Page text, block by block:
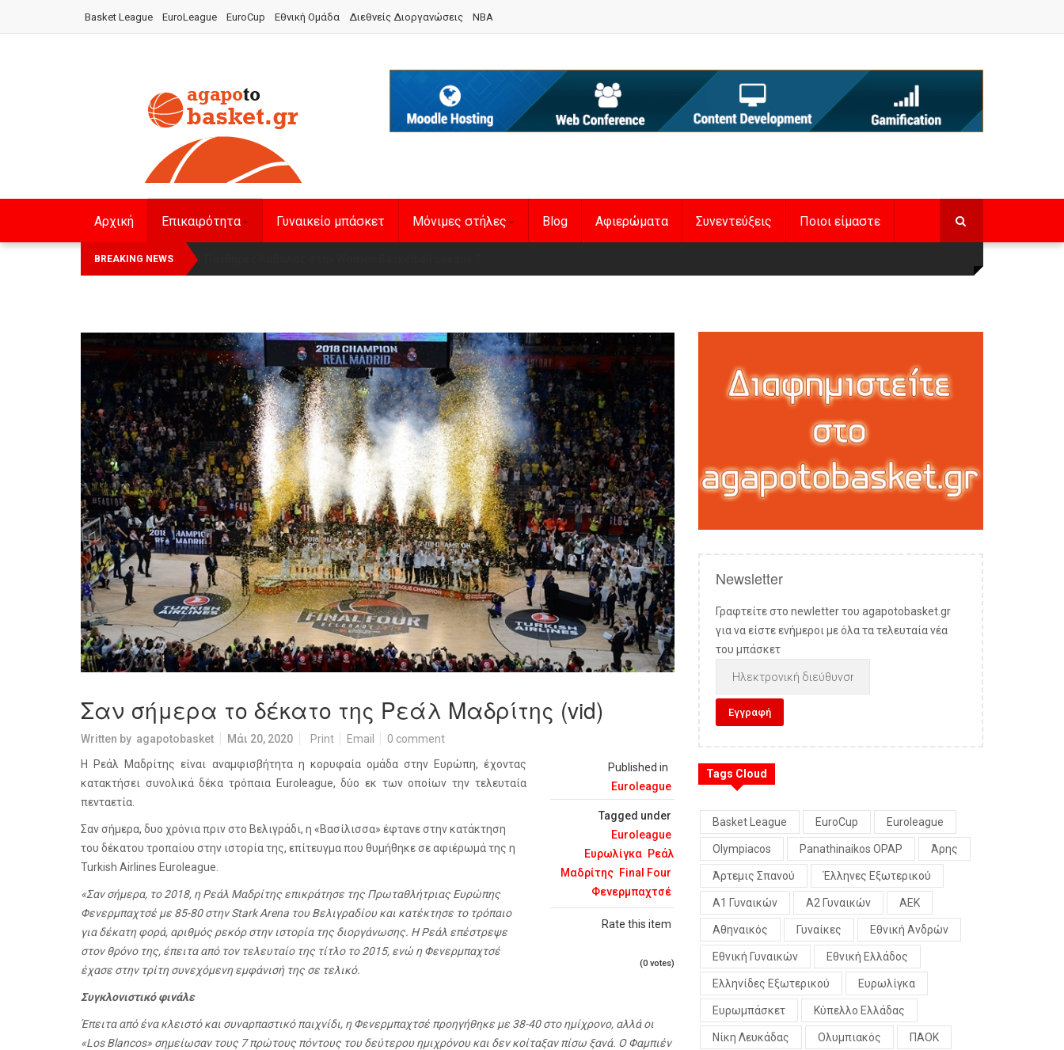
Basket League EuroLeague EuroCup Εθνική Ομάδα Διεθνείς Διοργανώσεις NBA
Αρχική Επικαιρότητα Γυναικείο μπάσκετ Μόνιμες στήλες Blog Αφιερώματα Συνεντεύξεις Ποιοι είμαστε
BREAKING NEWS Οι Πάνθηρες Καβάλας στην Women Basketball League 1
Σαν σήμερα το δέκατο της Ρεάλ Μαδρίτης (vid)
Written by agapotobasket Μάι 20, 2020 Print Email 0 comment
Published in
Euroleague
Tagged under
Euroleague
Ευρωλίγκα Ρεάλ
Μαδρίτης Final Four
Φενερμπαχτσέ
Rate this item
(0 votes)
Η Ρεάλ Μαδρίτης είναι αναμφισβήτητα η κορυφαία ομάδα στην Ευρώπη, έχοντας
κατακτήσει συνολικά δέκα τρόπαια Euroleague, δύο εκ των οποίων την τελευταία
πενταετία.
Σαν σήμερα, δυο χρόνια πριν στο Βελιγράδι, η «Βασίλισσα» έφτανε στην κατάκτηση
του δέκατου τροπαίου στην ιστορία της, επίτευγμα που θυμήθηκε σε αφιέρωμά της η
Turkish Airlines Euroleague
«Σαν σήμερα, το 2018, η Ρεάλ Μαδρίτης επικράτησε της Πρωταθλήτριας Ευρώπης
Φενερμπαχτσέ με 85-80 στηνStark Arena του Βελιγραδίου και κατέκτησε το τρόπαιο
για δέκατη φορά, αριθμός ρεκόρ στην ιστορία της διοργάνωσης. Η Ρεάλ επέστρεψε
στον θρόνο της, έπειτα από τον τελευταίο της τίτλο το 2015, ενώ η Φενερμπαχτσέ
έχασε στην τρίτη συνεχόμενη εμφάνισή της σε τελικό.
Συγκλονιστικό φινάλε
Έπειτα από ένα κλειστό και συναρπαστικό παιχνίδι, η Φενερμπαχτσέ προηγήθηκε με 38-40 στο ημίχρονο, αλλά οι
«Los Blancos» σημείωσαν τους 7 πρώτους πόντους του δεύτερου ημιχρόνου και δεν κοίταξαν πίσω ξανά. Ο Φαμπιέν
Newsletter
Γραφτείτε στο newletter του agapotobasket.gr
για να είστε ενήμεροι με όλα τα τελευταία νέα
του μπάσκετ
Tags Cloud
Basket League EuroCup Euroleague
Olympiacos Panathinaikos OPAP Άρης
Άρτεμις Σπανού Έλληνες Εξωτερικού
Α1 Γυναικών Α2 Γυναικών ΑΕΚ
Αθηναικός Γυναίκες Εθνική Ανδρών
Εθνική Γυναικών Εθνική Ελλάδος
Ελληνίδες Εξωτερικού Ευρωλίγκα
Ευρωμπάσκετ Κύπελλο Ελλάδας
Νίκη Λευκάδας Ολυμπιακός ΠΑΟΚ